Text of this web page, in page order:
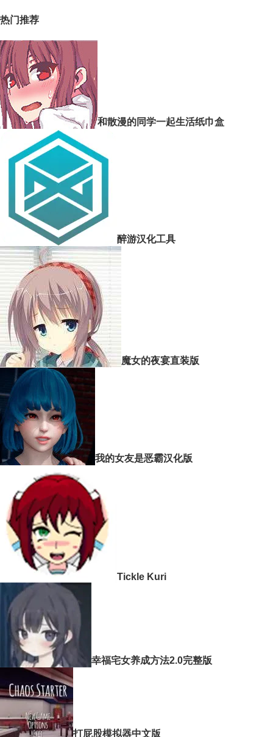
热门推荐
和散漫的同学一起生活纸巾盒
醉游汉化工具
魔女的夜宴直装版
我的女友是恶霸汉化版
Tickle Kuri
幸福宅女养成方法2.0完整版
打屁股模拟器中文版